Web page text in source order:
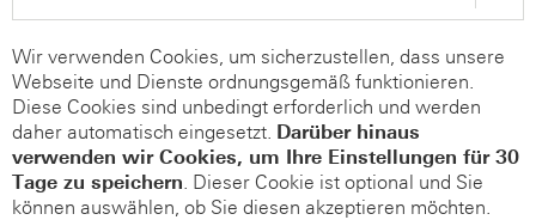
Wir verwenden Cookies, um sicherzustellen, dass unsere
Webseite und Dienste ordnungsgemäß funktionieren.
Diese Cookies sind unbedingt erforderlich und werden
daher automatisch eingesetzt. Darüber hinaus
verwenden wir Cookies, um Ihre Einstellungen für 30
Tage zu speichern. Dieser Cookie ist optional und Sie
können auswählen, ob Sie diesen akzeptieren möchten.